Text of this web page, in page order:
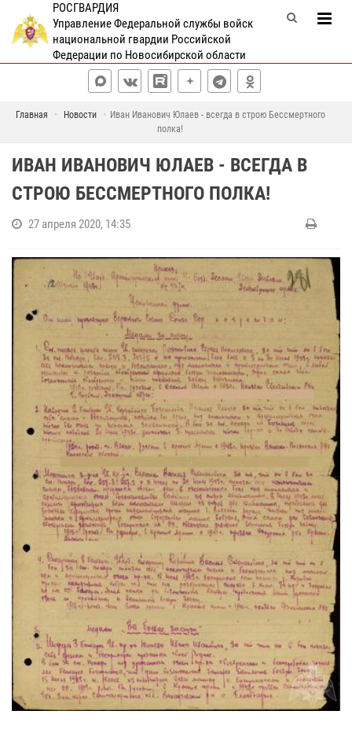
РОСГВАРДИЯ
Управление Федеральной службы войск
национальной гвардии Российской
Федерации по Новосибирской области
Главная Новости
Иван Иванович Юлаев - всегда в строю Бессмертного
полка!
ИВАН ИВАНОВИЧ ЮЛАЕВ - ВСЕГДА В
СТРОЮ БЕССМЕРТНОГО ПОЛКА!
27 апреля 2020, 14:35